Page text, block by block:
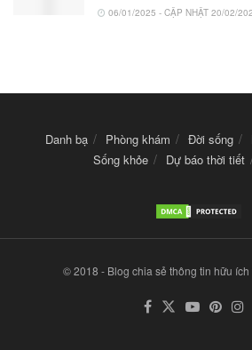
06/01/2025 - CẬP NHẬT 20/02/
Danh bạ Phòng khám Đời sống
Sống khỏe
Dự báo thời tiết
© 2018 - Blog chia sẻ thông tin hữu ích